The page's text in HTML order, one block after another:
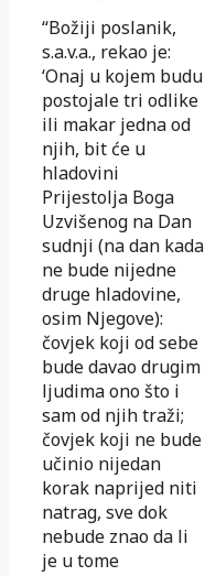
“Božiji poslanik,
s.a.v.a., rekao je:
‘Onaj u kojem budu
postojale tri odlike
ili makar jedna od
njih, bit će u
hladovini
Prijestolja Boga
Uzvišenog na Dan
sudnji (na dan kada
ne bude nijedne
druge hladovine,
osim Njegove):
čovjek koji od sebe
bude davao drugim
ljudima ono što i
sam od njih traži;
čovjek koji ne bude
učinio nijedan
korak naprijed niti
natrag, sve dok
nebude znao da li
je u tome